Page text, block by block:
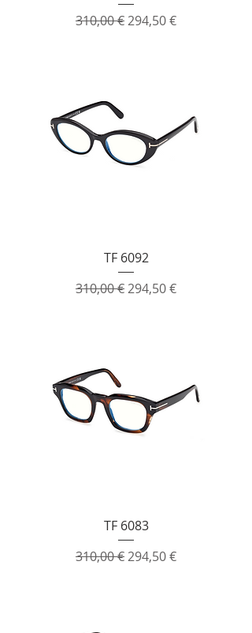
Prezzo regolare
310,00 € Prezzo scontato
294,50 €
TF 6092
Prezzo regolare
310,00 € Prezzo scontato
294,50 €
TF 6083
Prezzo regolare
310,00 € Prezzo scontato
294,50 €